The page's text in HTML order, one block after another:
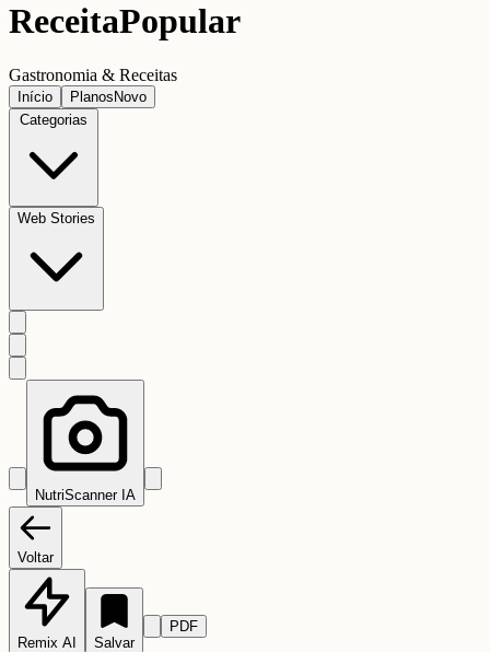
ReceitaPopular
Gastronomia & Receitas
Início Planos Novo
Categorias
Web Stories
NutriScanner IA
Voltar
Remix AI Salvar
PDF